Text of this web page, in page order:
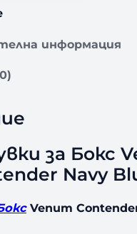
информация
за Бокс
Navy
Venum